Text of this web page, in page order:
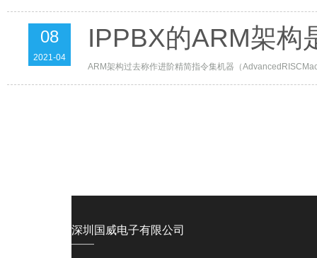
08
2021-04
IPPBX的ARM架构
ARM架构过去称作进阶精简指令集机器（
深圳国威电子有限公司
——